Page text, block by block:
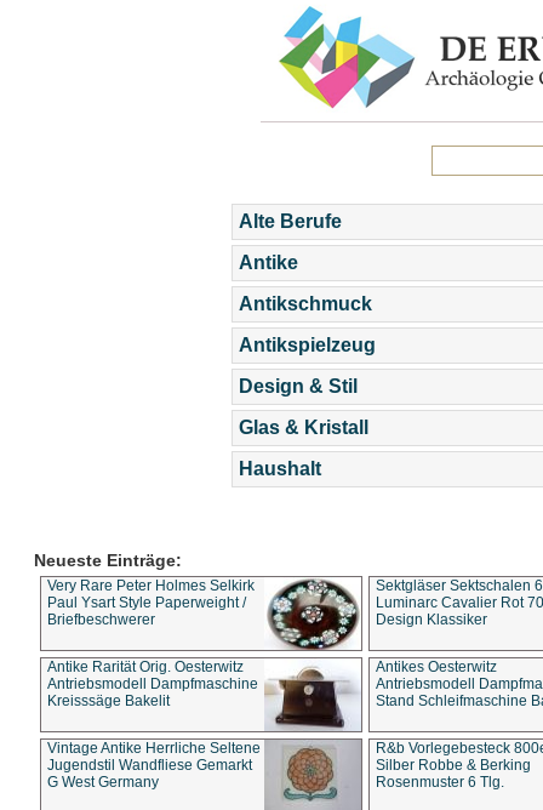
Alte Berufe
Antike
Antikschmuck
Antikspielzeug
Design & Stil
Glas & Kristall
Haushalt
Neueste Einträge:
Very Rare Peter Holmes Selkirk
Paul Ysart Style Paperweight /
Briefbeschwerer
Sektgläser Sektschalen
Luminarc Cavalier Rot
Design Klassiker
Antike Rarität Orig. Oesterwitz
Antriebsmodell Dampfmaschine
Kreisssäge Bakelit
Antikes Oesterwitz
Antriebsmodell
Stand Schleifmaschine
Vintage Antike Herrliche Seltene
Jugendstil Wandfliese Gemarkt
G West Germany
R&b Vorlegebesteck
Silber Robbe & Berking
Rosenmuster 6 Tlg.